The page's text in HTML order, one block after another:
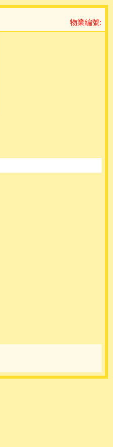
物業編號: